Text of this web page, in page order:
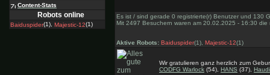
Content-Stats
Robots online
Baiduspider(1), Majestic-12(1)
Es ist / sind gerade 0 registrierte(r) Benutzer und 130
Mit 2497 Besuchern waren am 20.02.2025 - 16:30
Aktive Robots: Baiduspider(1), Majestic-12(1)
Wir gratulieren ganz herzlich zum
CODFG Warlock (54), HANS (37), Haudi